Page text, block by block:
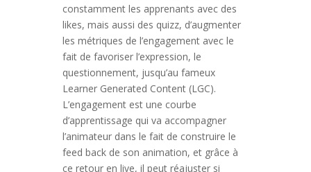
constamment les apprenants avec des
likes, mais aussi des quizz, d’augmenter
les métriques de l’engagement avec le
fait de favoriser l’expression, le
questionnement, jusqu’au fameux
Learner Generated Content (LGC).
L’engagement est une courbe
d’apprentissage qui va accompagner
l’animateur dans le fait de construire le
feed back de son animation, et grâce à
ce retour en live, il peut réajuster si